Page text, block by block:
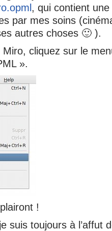
, qui contient
par mes soins
autres choses 🙂 ).
Miro, cliquez sur le
».
!
suis toujours à l’affut